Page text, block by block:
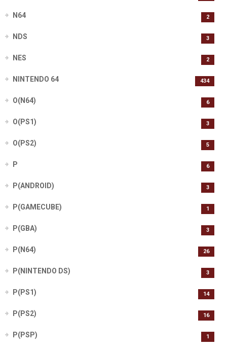
N64 2
NDS 3
NES 2
NINTENDO 64 434
O(N64) 6
O(PS1) 3
O(PS2) 5
P 6
P(ANDROID) 3
P(GAMECUBE) 1
P(GBA) 3
P(N64) 26
P(NINTENDO DS) 3
P(PS1) 14
P(PS2) 16
P(PSP) 1